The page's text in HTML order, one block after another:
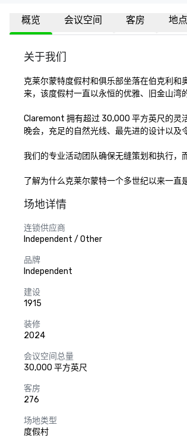
概览 会议空间 客房 地点
关于我们
克莱尔蒙特度假村和俱乐部坐落在伯克利
来，该度假村一直以永恒的优雅、旧金山湾
Claremont 拥有超过 30,000 平方英尺的灵
晚会，充足的自然光线、最先进的设计以及
我们的专业活动团队确保无缝策划和执行，
了解为什么克莱尔蒙特一个多世纪以来一直
场地详情
连锁供应商
Independent / Other
品牌
Independent
建设
1915
装修
2024
会议空间总量
30,000 平方英尺
客房
276
场地类型
度假村